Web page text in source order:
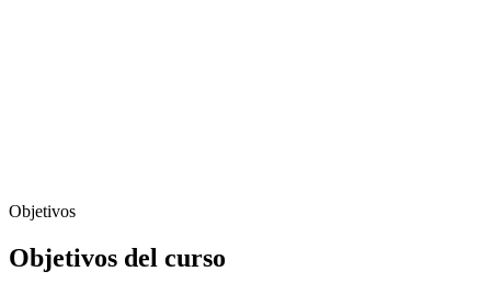
Objetivos
Objetivos del curso